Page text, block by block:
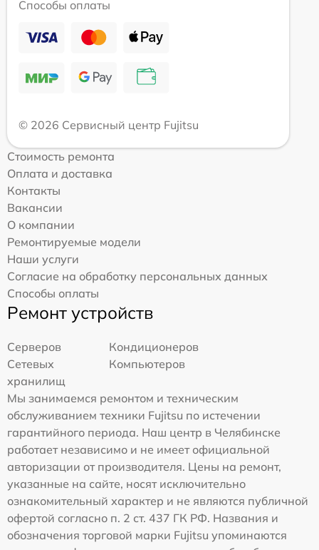
Способы оплаты
© 2026 Сервисный центр Fujitsu
Стоимость ремонта
Оплата и доставка
Контакты
Вакансии
О компании
Ремонтируемые модели
Наши услуги
Согласие на обработку персональных данных
Способы оплаты
Ремонт устройств
Серверов
Кондиционеров
Сетевых
хранилищ
Компьютеров
Мы занимаемся ремонтом и техническим
обслуживанием техники Fujitsu по истечении
гарантийного периода. Наш центр в Челябинске
работает независимо и не имеет официальной
авторизации от производителя. Цены на ремонт,
указанные на сайте, носят исключительно
ознакомительный характер и не являются публичной
офертой согласно п. 2 ст. 437 ГК РФ. Названия и
обозначения торговой марки Fujitsu упоминаются